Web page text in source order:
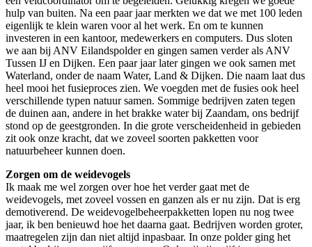
hulp van buiten. Na een paar jaar merkten we dat we met 100 leden
eigenlijk te klein waren voor al het werk. En om te kunnen
investeren in een kantoor, medewerkers en computers. Dus sloten
we aan bij ANV Eilandspolder en gingen samen verder als ANV
Tussen IJ en Dijken. Een paar jaar later gingen we ook samen met
Waterland, onder de naam Water, Land & Dijken. Die naam laat dus
heel mooi het fusieproces zien. We voegden met de fusies ook heel
verschillende typen natuur samen. Sommige bedrijven zaten tegen
de duinen aan, andere in het brakke water bij Zaandam, ons bedrijf
stond op de geestgronden. In die grote verscheidenheid in gebieden
zit ook onze kracht, dat we zoveel soorten pakketten voor
natuurbeheer kunnen doen.
Zorgen om de weidevogels
Ik maak me wel zorgen over hoe het verder gaat met de
weidevogels, met zoveel vossen en ganzen als er nu zijn. Dat is erg
demotiverend. De weidevogelbeheerpakketten lopen nu nog twee
jaar, ik ben benieuwd hoe het daarna gaat. Bedrijven worden groter,
maatregelen zijn dan niet altijd inpasbaar. In onze polder ging het